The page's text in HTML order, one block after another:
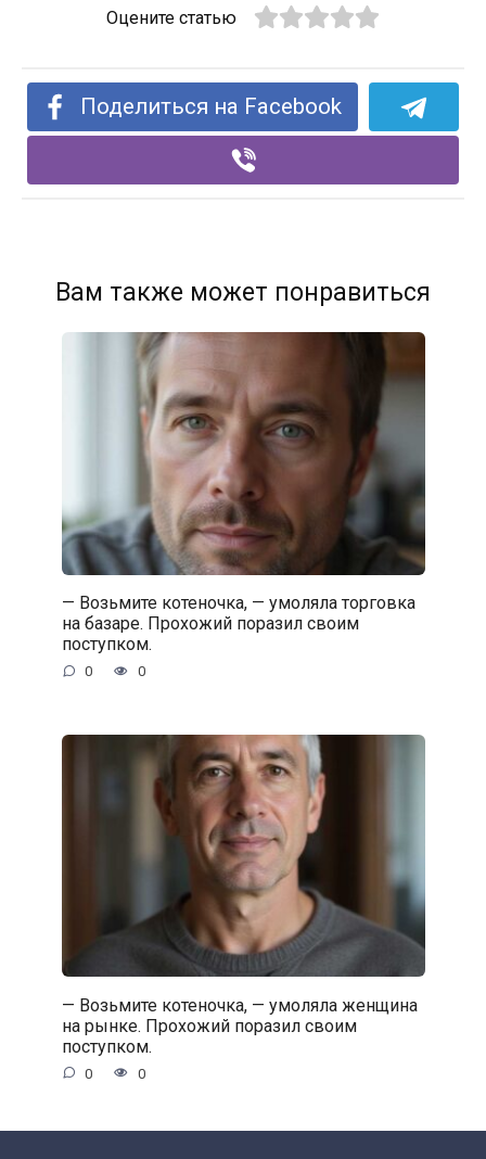
Оцените статью
Поделиться на Facebook
Вам также может понравиться
— Возьмите котеночка, — умоляла торговка
на базаре. Прохожий поразил своим
поступком.
0 0
— Возьмите котеночка, — умоляла женщина
на рынке. Прохожий поразил своим
поступком.
0 0